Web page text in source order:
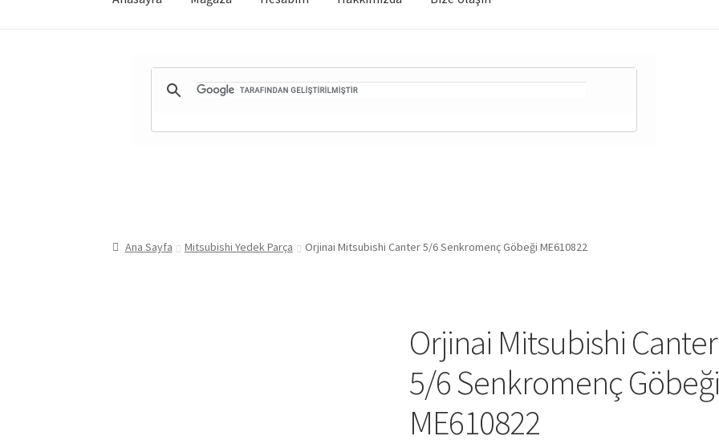
Ana Sayfa Mitsubishi Yedek Parça Orjinai Mitsubishi Canter 5/6 Senkromenç Göbeği ME610822
Orjinai Mitsubishi Canter
5/6 Senkromenç Göbeği
ME610822